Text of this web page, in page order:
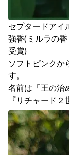
セプタードアイ
強香(ミルラの
受賞)
ソフトピンクか
す。
名前は「王の治
『リチャード２